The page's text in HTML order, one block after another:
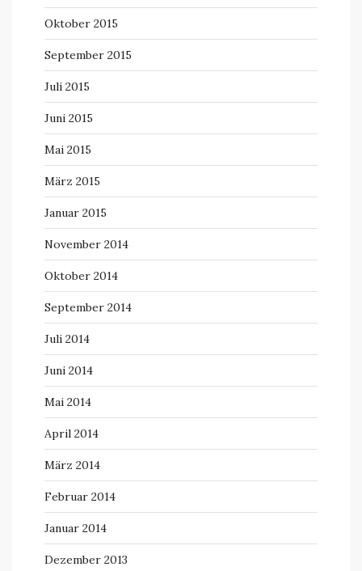
Oktober 2015
September 2015
Juli 2015
Juni 2015
Mai 2015
März 2015
Januar 2015
November 2014
Oktober 2014
September 2014
Juli 2014
Juni 2014
Mai 2014
April 2014
März 2014
Februar 2014
Januar 2014
Dezember 2013